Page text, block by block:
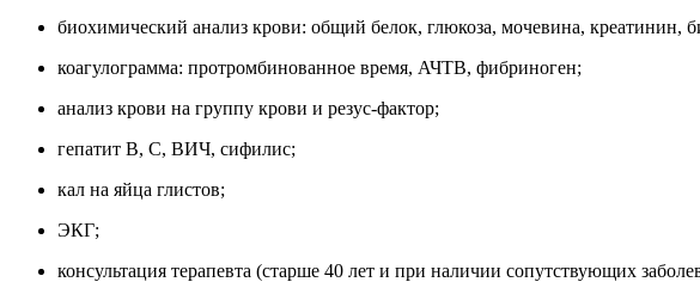
биохимический анализ крови: общий белок, глюкоза, мочевина, креатинин,
коагулограмма: протромбинованное время, АЧТВ, фибриноген;
анализ крови на группу крови и резус-фактор;
гепатит B, С, ВИЧ, сифилис;
кал на яйца глистов;
ЭКГ;
консультация терапевта (старше 40 лет и при наличии сопутствующих